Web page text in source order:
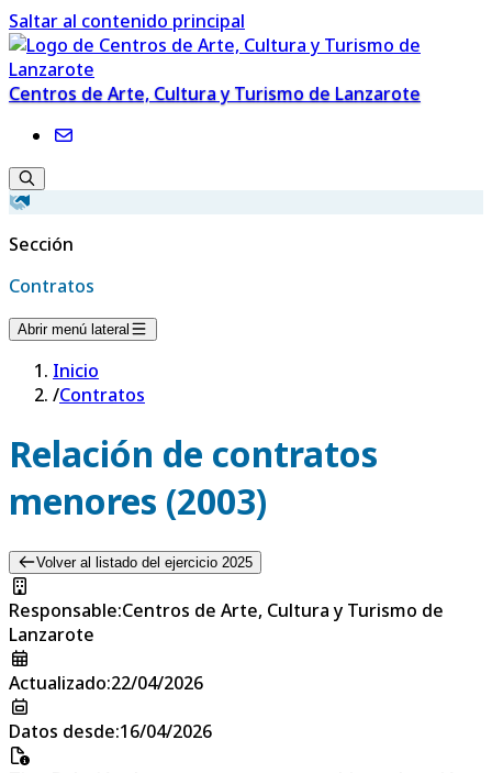
Saltar al contenido principal
Centros de Arte, Cultura y Turismo de Lanzarote
Sección
Contratos
Abrir menú lateral
Inicio
/Contratos
Relación de contratos
menores (2003)
Volver al listado del ejercicio 2025
Responsable:Centros de Arte, Cultura y Turismo de
Lanzarote
Actualizado:22/04/2026
Datos desde:16/04/2026